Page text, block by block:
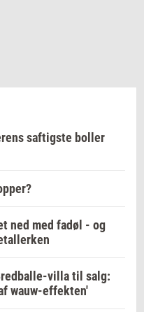
saftigste boller
ned med fadøl - og
villa til salg:
wauw-effekten'